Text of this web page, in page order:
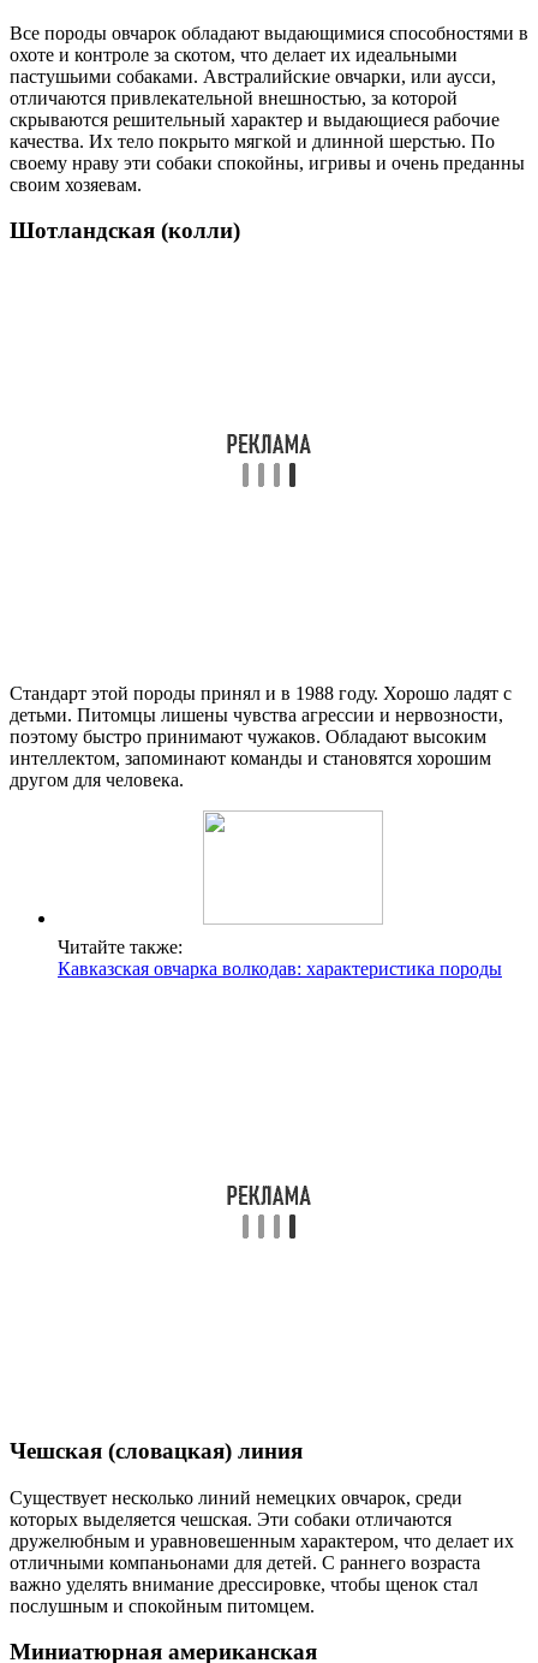
Все породы овчарок обладают выдающимися способностями в
охоте и контроле за скотом, что делает их идеальными
пастушьими собаками. Австралийские овчарки, или аусси,
отличаются привлекательной внешностью, за которой
скрываются решительный характер и выдающиеся рабочие
качества. Их тело покрыто мягкой и длинной шерстью. По
своему нраву эти собаки спокойны, игривы и очень преданны
своим хозяевам.
Шотландская (колли)
Стандарт этой породы принял и в 1988 году. Хорошо ладят с
детьми. Питомцы лишены чувства агрессии и нервозности,
поэтому быстро принимают чужаков. Обладают высоким
интеллектом, запоминают команды и становятся хорошим
другом для человека.
Читайте также:
Кавказская овчарка волкодав: характеристика породы
Чешская (словацкая) линия
Существует несколько линий немецких овчарок, среди
которых выделяется чешская. Эти собаки отличаются
дружелюбным и уравновешенным характером, что делает их
отличными компаньонами для детей. С раннего возраста
важно уделять внимание дрессировке, чтобы щенок стал
послушным и спокойным питомцем.
Миниатюрная американская